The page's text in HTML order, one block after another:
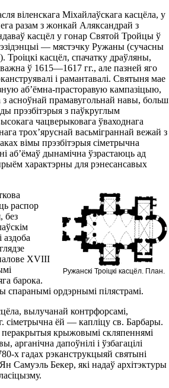
віленскага Міхайлаўскага касцёла, у
разам з жонкай Аляксандрай з
касцёл у гонар Святой Тройцы ў
— мястэчку Ружаны (сучасны
Троіцкі касцёл, спачатку драўляны,
ў 1615—1617 гг., але пазней яго
і рамантавалі. Святыня мае
аб’ёмна-прасторавую кампазіцыю,
з асноўнай прамавугольнай навы, больш
прэзбітэрыя з паўкруглым
чацверыковага ўваходнага
трох’яруснай васьміграннай вежай з
вімы прэзбітэрыя сіметрычна
аб’ёмаў дынамічна ўзрастаюць ад
характэрны для рэнесансавых
Ружанскі Троіцкі касцёл. План.
распор
без
аздоба
ХVІІІ
барока.
спаранымі ордэрнымі пілястрамі.
вылучанай контрфорсамі,
сіметрычна ёй — капліцу св. Барбары.
крыжовымі скляпеннямі
арганічна дапоўнілі і ўзбагацілі
х гадах рэканструкцыяй святыні
Самуэль Бекер, які надаў архітэктуры